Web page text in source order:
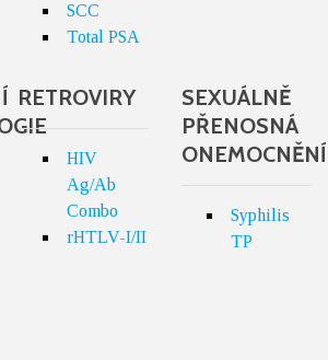
SCC
Total PSA
RETROVIRY
HIV
Ag/Ab
Combo
rHTLV-I/II
SEXUÁLNĚ
PŘENOSNÁ
ONEMOCNĚNÍ
Syphilis
TP